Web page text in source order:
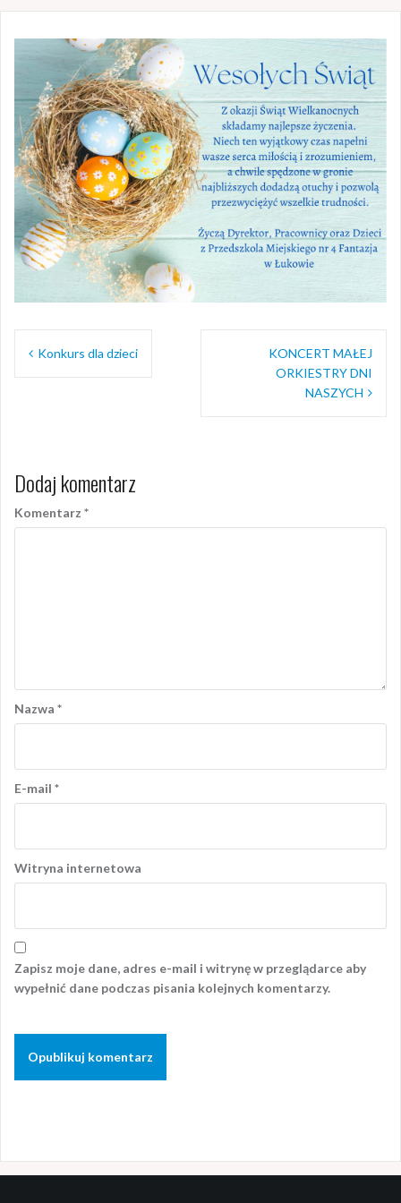
Nawigacja
Konkurs dla dzieci
KONCERT MAŁEJ
ORKIESTRY DNI
NASZYCH
Dodaj komentarz
Komentarz *
Nazwa *
E-mail *
Witryna internetowa
Zapisz moje dane, adres e-mail i witrynę w przeglądarce aby
wypełnić dane podczas pisania kolejnych komentarzy.